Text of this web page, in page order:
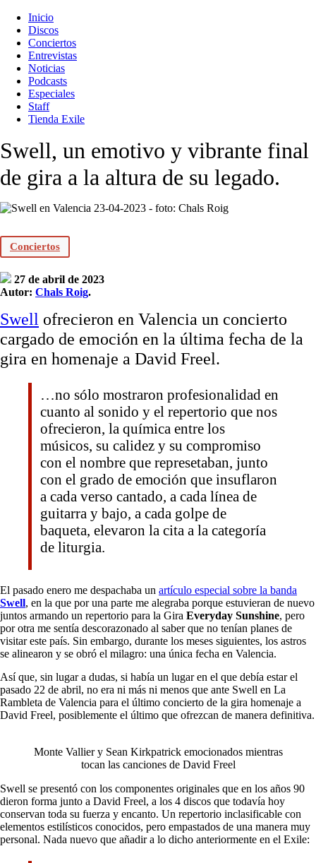
Inicio
Discos
Conciertos
Entrevistas
Noticias
Podcasts
Especiales
Staff
Tienda Exile
Swell, un emotivo y vibrante final
de gira a la altura de su legado.
Conciertos
27 de abril de 2023
Autor: Chals Roig.
Swell ofrecieron en Valencia un concierto
cargado de emoción en la última fecha de la
gira en homenaje a David Freel.
…no sólo mostraron profesionalidad en
cuanto al sonido y el repertorio que nos
ofrecieron, la química entre los
músicos, su calidez y su compromiso
con el nombre que represetaban, junto
con el grado de emoción que insuflaron
a cada verso cantado, a cada línea de
guitarra y bajo, a cada golpe de
baqueta, elevaron la cita a la categoría
de liturgia.
El pasado enero me despachaba un artículo especial sobre la banda
Swell, en la que por una parte me alegraba porque estuvieran de nuevo
juntos armando un repertorio para la Gira Everyday Sunshine, pero
por otra me sentía descorazonado al saber que no tenían planes de
visitar este país. Sin embargo, durante los meses siguientes, los astros
se alinearon y se obró el milagro: una única fecha en Valencia.
Así que, sin lugar a dudas, si había un lugar en el que debía estar el
pasado 22 de abril, no era ni más ni menos que ante Swell en La
Rambleta de Valencia para el último concierto de la gira homenaje a
David Freel, posiblemente el último que ofrezcan de manera definitiva.
Monte Vallier y Sean Kirkpatrick emocionados mientras
tocan las canciones de David Freel
Swell se presentó con los componentes originales que en los años 90
dieron forma junto a David Freel, a los 4 discos que todavía hoy
conservan toda su fuerza y encanto. Un repertorio inclasificable con
elementos estilísticos conocidos, pero empastados de una manera muy
personal. Nada nuevo que añadir a lo dicho anteriormente en el Exile: